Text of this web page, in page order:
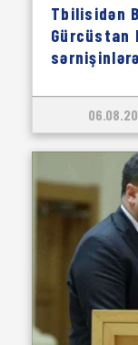
Tbilisidən
Gürcüstan